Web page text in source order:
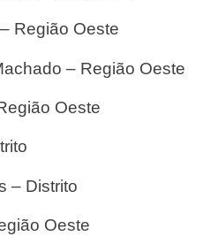
Região Oeste
– Região Oeste
Oeste
– Distrito
Oeste